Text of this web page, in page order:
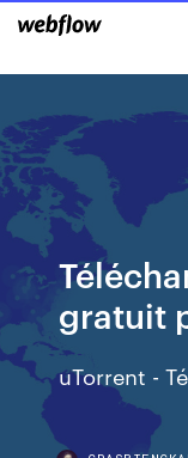
gratuit
uTorrent -